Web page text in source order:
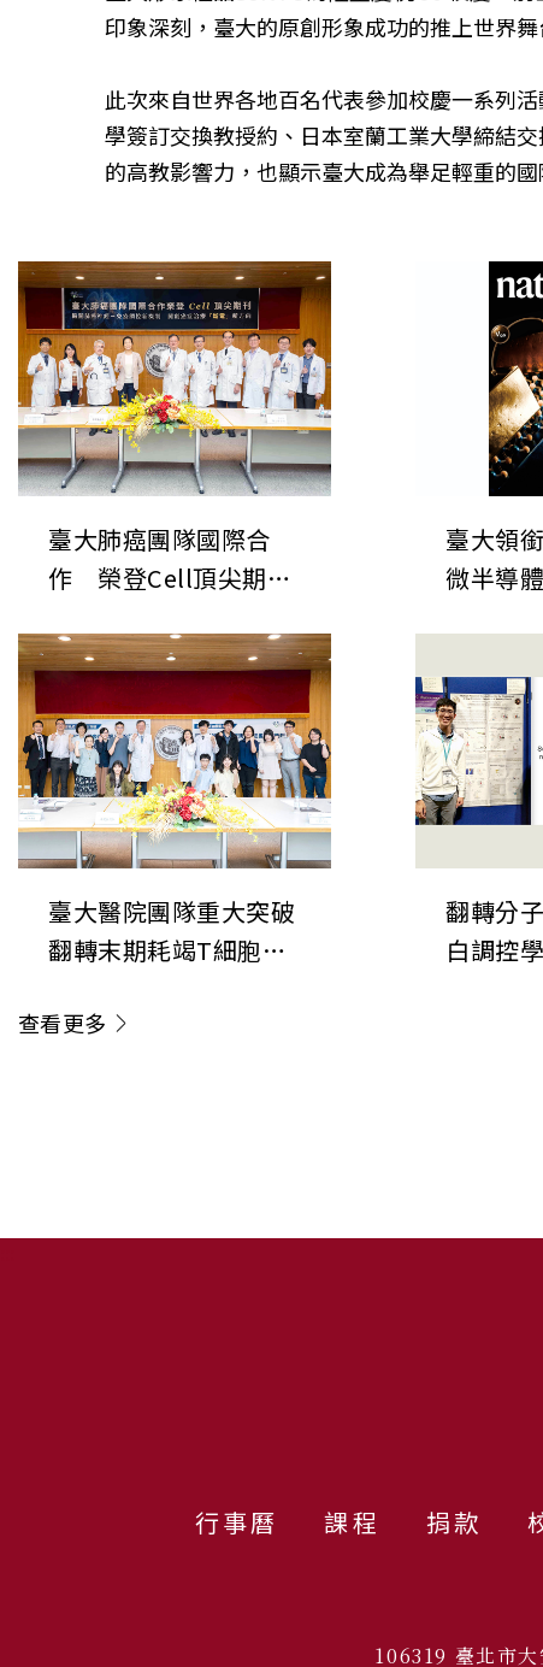
印象深刻，臺大的原創形象成功的推上世界舞
此次來自世界各地百名代表參加校慶一系列
學簽訂交換教授約、日本室蘭工業大學締結
的高教影響力，也顯示臺大成為舉足輕重的國
臺大肺癌團隊國際合
作 榮登Cell頂尖期刊
控新機制 開創癌症治療
「斷電」新方向
臺大領
微半導
鍵直接
臺大醫院團隊重大突破
翻轉末期耗竭T細胞命
Immunology》
翻轉分
白調控
查看更多
行事曆 課程 捐款
106319 臺北市